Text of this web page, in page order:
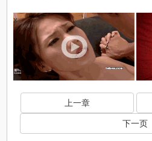
x
上一章
下一页